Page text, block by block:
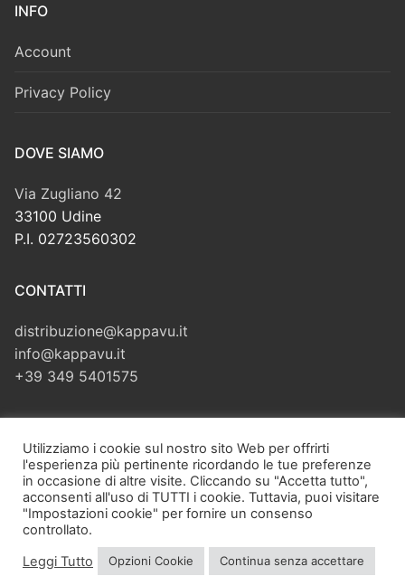
INFO
Account
Privacy Policy
DOVE SIAMO
Via Zugliano 42
33100 Udine
P.I. 02723560302
CONTATTI
distribuzione@kappavu.it
info@kappavu.it
+39 349 5401575
Cerca:
Copyright © 2026 Kappa Vu di Velliscig Giuliano – Via Zugliano,
Utilizziamo i cookie sul nostro sito Web per offrirti
l'esperienza più pertinente ricordando le tue preferenze
in occasione di altre visite. Cliccando su "Accetta tutto",
acconsenti all'uso di TUTTI i cookie. Tuttavia, puoi visitare
"Impostazioni cookie" per fornire un consenso
controllato.
Leggi Tutto
Opzioni Cookie Continua senza accettare